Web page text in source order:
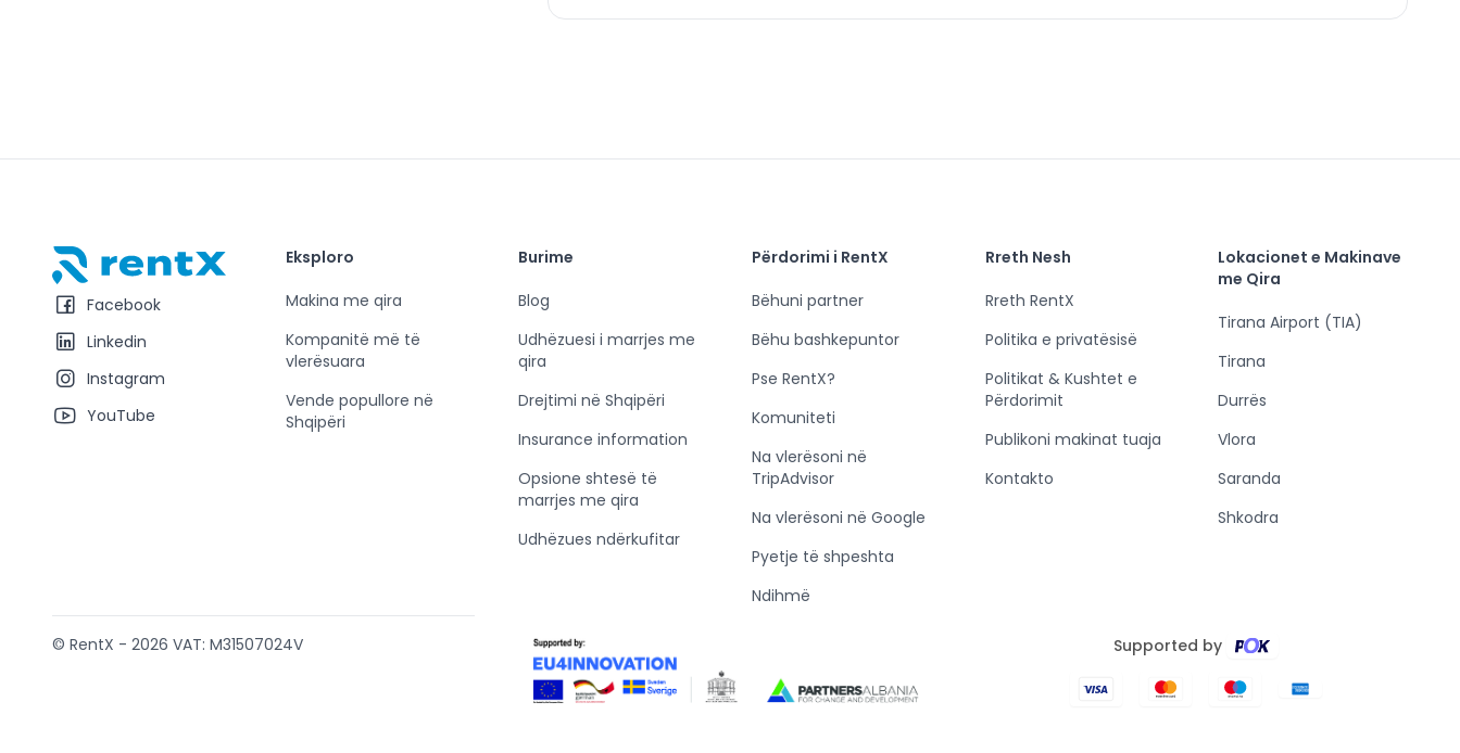
RentX – Makina me qira në Shqipëri
Facebook
Linkedin
Instagram
YouTube
Eksploro
Makina me qira
Kompanitë më të
vlerësuara
Vende popullore në
Shqipëri
Burime
Blog
Udhëzuesi i marrjes me
qira
Drejtimi në Shqipëri
Insurance information
Opsione shtesë të
marrjes me qira
Udhëzues ndërkufitar
Përdorimi i RentX
Bëhuni partner
Bëhu bashkepuntor
Pse RentX?
Komuniteti
Na vlerësoni në
TripAdvisor
Na vlerësoni në Google
Pyetje të shpeshta
Ndihmë
Rreth Nesh
Rreth RentX
Politika e privatësisë
Politikat & Kushtet e
Përdorimit
Publikoni makinat tuaja
Kontakto
Lokacionet e Makinave
me Qira
Tirana Airport (TIA)
Tirana
Durrës
Vlora
Saranda
Shkodra
© RentX - 2026 VAT: M31507024V Supported by